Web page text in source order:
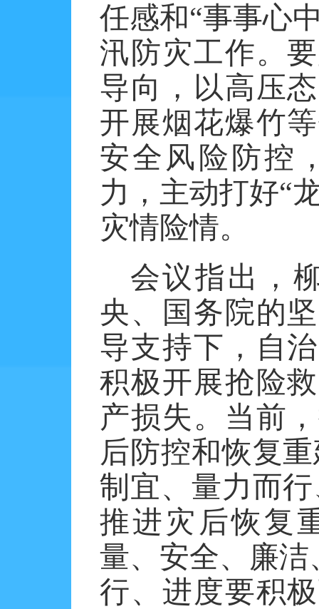
任感和“事事心
汛防灾工作。
导向，以高压
开展烟花爆竹
安全风险防控
力，主动打好“
灾情险情。
会议指出，
央、国务院的
导支持下，自
积极开展抢险
产损失。当前
后防控和恢复
制宜、量力而
推进灾后恢复
量、安全、廉洁
行、进度要积